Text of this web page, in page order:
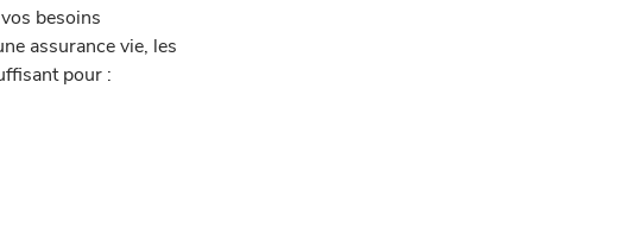
besoins
assurance vie, les
pour :